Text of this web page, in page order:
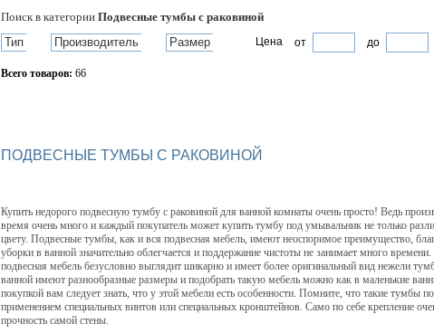
Поиск в категории Подвесные тумбы с раковиной
Тип
Производитель Размер Цена от до
Всего товаров: 66
ПОДВЕСНЫЕ ТУМБЫ С РАКОВИНОЙ
Купить недорого подвесную тумбу с раковиной для ванной комнаты очень просто! Ведь
время очень много и каждый покупатель может купить тумбу под умывальник не только
цвету. Подвесные тумбы, как и вся подвесная мебель, имеют неоспоримое преимущество,
уборки в ванной значительно облегчается и поддержание чистоты не занимает много
подвесная мебель безусловно выглядит шикарно и имеет более оригинальный вид нежели
ванной имеют разнообразные размеры и подобрать такую мебель можно как в маленькие
покупкой вам следует знать, что у этой мебели есть особенности. Помните, что такие тумбы
применением специальных винтов или специальных кронштейнов. Само по себе крепление
прочность самой стены.